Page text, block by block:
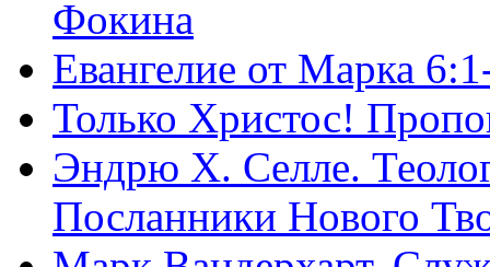
Фокина
Евангелие от Марка
Только Христос!
Эндрю Х. Селле.
Посланники Нового